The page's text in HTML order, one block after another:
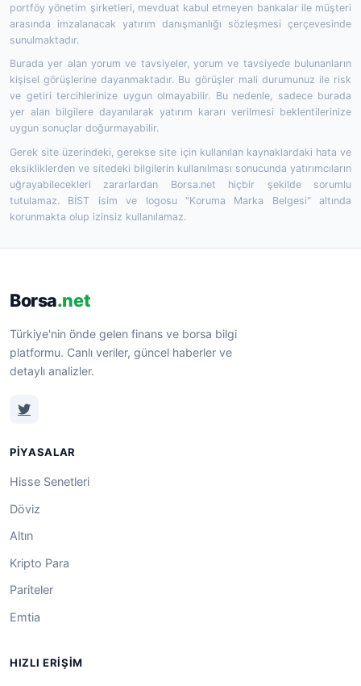
portföy yönetim şirketleri, mevduat kabul etmeyen bankalar ile müşteri
arasında imzalanacak yatırım danışmanlığı sözleşmesi çerçevesinde
sunulmaktadır.
Burada yer alan yorum ve tavsiyeler, yorum ve tavsiyede bulunanların
kişisel görüşlerine dayanmaktadır. Bu görüşler mali durumunuz ile risk
ve getiri tercihlerinize uygun olmayabilir. Bu nedenle, sadece burada
yer alan bilgilere dayanılarak yatırım kararı verilmesi beklentilerinize
uygun sonuçlar doğurmayabilir.
Gerek site üzerindeki, gerekse site için kullanılan kaynaklardaki hata ve
eksikliklerden ve sitedeki bilgilerin kullanılması sonucunda yatırımcıların
uğrayabilecekleri zararlardan Borsa.net hiçbir şekilde sorumlu
tutulamaz. BİST isim ve logosu "Koruma Marka Belgesi" altında
korunmakta olup izinsiz kullanılamaz.
Borsa.net
Türkiye'nin önde gelen finans ve borsa bilgi
platformu. Canlı veriler, güncel haberler ve
detaylı analizler.
PIYASALAR
Hisse Senetleri
Döviz
Altın
Kripto Para
Pariteler
Emtia
HIZLI ERIŞIM